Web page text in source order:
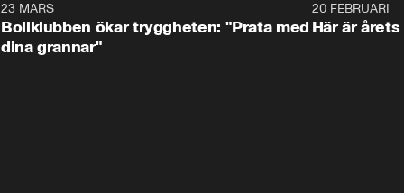
23 MARS
Bollklubben ökar tryggheten: "Prata med
dina grannar"
20 FEBRUARI
Här är